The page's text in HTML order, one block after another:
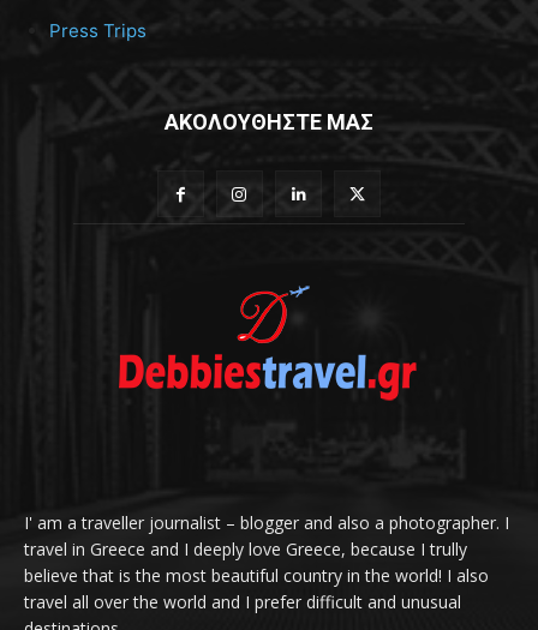
Press Trips
ΑΚΟΛΟΥΘΗΣΤΕ ΜΑΣ
I' am a traveller journalist – blogger and also a photographer. I
travel in Greece and I deeply love Greece, because I trully
believe that is the most beautiful country in the world! I also
travel all over the world and I prefer difficult and unusual